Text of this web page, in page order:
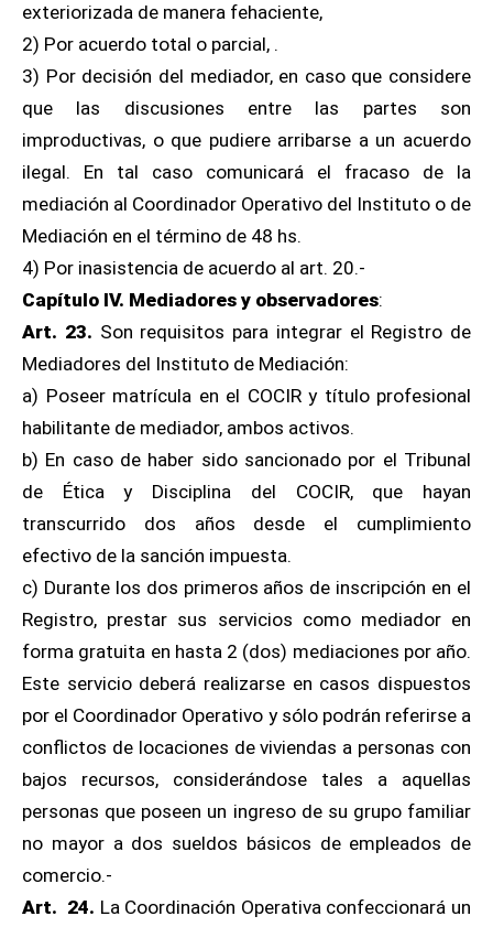
exteriorizada de manera fehaciente,
2) Por acuerdo total o parcial, .
3) Por decisión del mediador, en caso que considere
que las discusiones entre las partes son
improductivas, o que pudiere arribarse a un acuerdo
ilegal. En tal caso comunicará el fracaso de la
mediación al Coordinador Operativo del Instituto o de
Mediación en el término de 48 hs.
4) Por inasistencia de acuerdo al art. 20.-
Capítulo IV. Mediadores y observadores:
Art. 23. Son requisitos para integrar el Registro de
Mediadores del Instituto de Mediación:
a) Poseer matrícula en el COCIR y título profesional
habilitante de mediador, ambos activos.
b) En caso de haber sido sancionado por el Tribunal
de Ética y Disciplina del COCIR, que hayan
transcurrido dos años desde el cumplimiento
efectivo de la sanción impuesta.
c) Durante los dos primeros años de inscripción en el
Registro, prestar sus servicios como mediador en
forma gratuita en hasta 2 (dos) mediaciones por año.
Este servicio deberá realizarse en casos dispuestos
por el Coordinador Operativo y sólo podrán referirse a
conflictos de locaciones de viviendas a personas con
bajos recursos, considerándose tales a aquellas
personas que poseen un ingreso de su grupo familiar
no mayor a dos sueldos básicos de empleados de
comercio.-
Art. 24. La Coordinación Operativa confeccionará un